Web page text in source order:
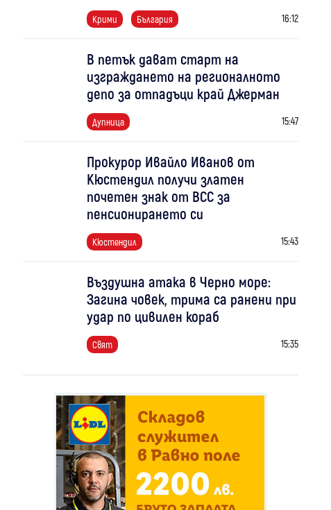
Крими България 16:12
В петък дават старт на
изграждането на регионалното
депо за отпадъци край Джерман
Дупница 15:47
Прокурор Ивайло Иванов от
Кюстендил получи златен
почетен знак от ВСС за
пенсионирането си
Кюстендил 15:43
Въздушна атака в Черно море:
Загина човек, трима са ранени при
удар по цивилен кораб
Свят 15:35